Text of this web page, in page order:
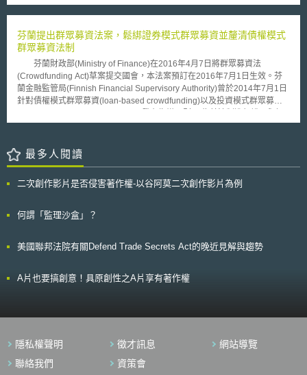
者的資訊安全系統有受損，並且可導致關鍵基礎設施的故障或損毀，該企業
需通報德國聯邦資訊安全局，且該記錄可匿名化。但是，若是因駭客攻擊直
接導致關鍵基礎設施的故障或損毀，該企業則需立即通報德國聯邦資訊安全
局，不可匿名。
碳技術之研究發展，促進未來更廣泛運用，並強調應更全面加強推動策略性
來10年內歐盟將再額外增加50 billion歐元投資，加強推動能源科技相關研
發工作，及未來可供運用之工具措施。 「2050低碳經濟策略規劃」
中，詳細規劃推動步驟，並區分各大領域分別施行。以電力部門（Power
Sector）領域為例，運用低碳技術、潔淨技術設備所產製電力，至2020年
將達到降低45％--60％比例之排放量，到2050年，所有發電技術之溫室氣
體排放量更將降低至可接近於0；而對於「工業部門」所設定目標，2050年
達成降低80％之目標，對於「家庭及辦公建築」部份，設定2050年可降低
90％之目標，而「運輸部門」則設定於2050年達成降低60％之目標。此
使「需求端（Demand-Side）」更具效率性，更廣泛且分散之電力調配中
心，以及啟動運輸系統電力化之時代。 低碳經濟社會所帶來福祉，並
低碳技術產製電力能源，作為可行的替代因應方案；以及，低碳經濟社會型
廣泛使大眾接受且樂於使用新興技術，如此未來將可衍生種類與數量均會更
多之就業機會，也有助益於經濟成長；此外，推動低碳經濟亦可改善生活品
對生態環境消耗破壞，均屬良善效益。 然而，歐盟執委會這些推動措
示，他們反對「2050低碳經濟策略規劃」所設定的這些超高標準，他們認
為相關推動措施，未來將會嚴重傷害歐盟境內企業發展，因為主要競爭者如
芬蘭提出群眾募資法案，鬆綁證券模式群眾募資並釐清債權模式
群眾募資法制
芬蘭財政部(Ministry of Finance)在2016年4月7日將群眾募資法
(Crowdfunding Act)草案提交國會，本法案預訂在2016年7月1日生效。芬
蘭金融監管局(Finnish Financial Supervisory Authority)曾於2014年7月1日
針對債權模式群眾募資(loan-based crowdfunding)以及投資模式群眾募資
釋，然而並未進行立法為群眾募資作出法規鬆綁。 本次芬蘭所提出的
資活動，本法案將鬆綁證券模式群眾募資並釐清債權模式群眾募資法制基
礎。芬蘭財政部長表示：「本法案目標在於創造新的融資來源，特別是在傳
小企業以及新創公司。透過群眾募資，將可以提升他們的成長機會，投資選
式群眾募資市場規模為1550萬歐元，債權模式群眾募資約6890萬歐元。歐
借貸(peer-to-peer lending)。目前在芬蘭，P2P借貸由消費者保護法
crowdfunding)由集資法(Money Collection Act)規範，由內政部(Ministry of
the Interior)管理；回饋模式群眾募資(Reward-based crowdfunding)由消保
於其原營運執照下提供群眾募資中介服務。 新法做出下述變革： 1. 過
去繁重耗時的營運執照申請行政程序，將被簡化，由較便宜、簡易且快速的
最多人閱讀
二次創作影片是否侵害著作權-以谷阿莫二次創作影片為例
何謂「監理沙盒」？
美國聯邦法院有關Defend Trade Secrets Act的晚近見解與趨勢
A片也要搞創意！具原創性之A片享有著作權
隱私權聲明 徵才訊息
網站導覽
聯絡我們
資策會